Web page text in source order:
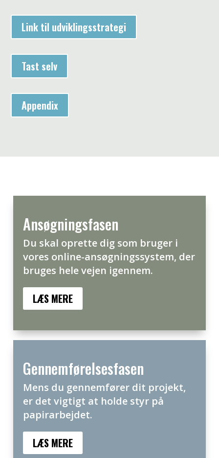
Link til udviklingsstrategi
Tast selv
Appendix
Ansøgningsfasen
Du skal oprette dig som bruger i
vores online-ansøgningssystem, der
bruges hele vejen igennem.
LÆS MERE
Gennemførelsesfasen
Mens du gennemfører dit projekt,
er det vigtigt at holde styr på
papirarbejdet.
LÆS MERE